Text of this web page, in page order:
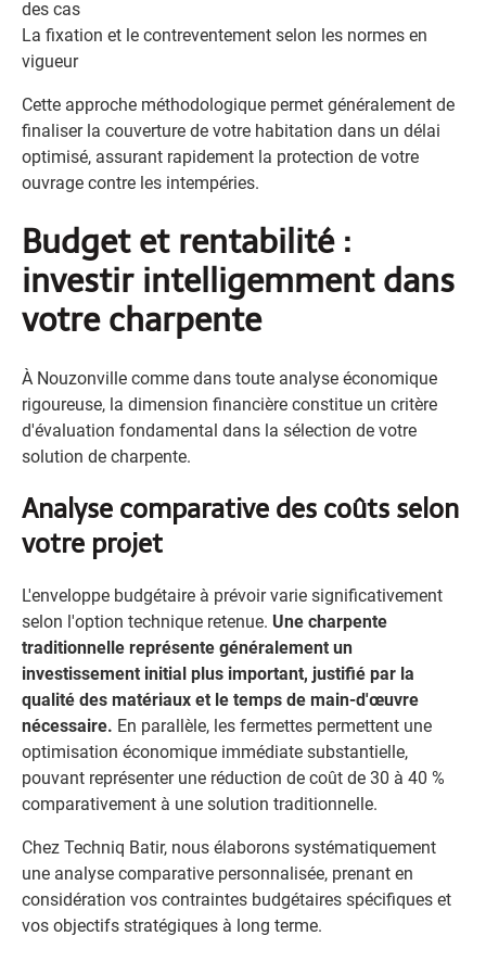
des cas
La fixation et le contreventement selon les normes en
vigueur
Cette approche méthodologique permet généralement de
finaliser la couverture de votre habitation dans un délai
optimisé, assurant rapidement la protection de votre
ouvrage contre les intempéries.
Budget et rentabilité :
investir intelligemment dans
votre charpente
À Nouzonville comme dans toute analyse économique
rigoureuse, la dimension financière constitue un critère
d'évaluation fondamental dans la sélection de votre
solution de charpente.
Analyse comparative des coûts selon
votre projet
L'enveloppe budgétaire à prévoir varie significativement
selon l'option technique retenue. Une charpente
traditionnelle représente généralement un
investissement initial plus important, justifié par la
qualité des matériaux et le temps de main-d'œuvre
nécessaire. En parallèle, les fermettes permettent une
optimisation économique immédiate substantielle,
pouvant représenter une réduction de coût de 30 à 40 %
comparativement à une solution traditionnelle.
Chez Techniq Batir, nous élaborons systématiquement
une analyse comparative personnalisée, prenant en
considération vos contraintes budgétaires spécifiques et
vos objectifs stratégiques à long terme.